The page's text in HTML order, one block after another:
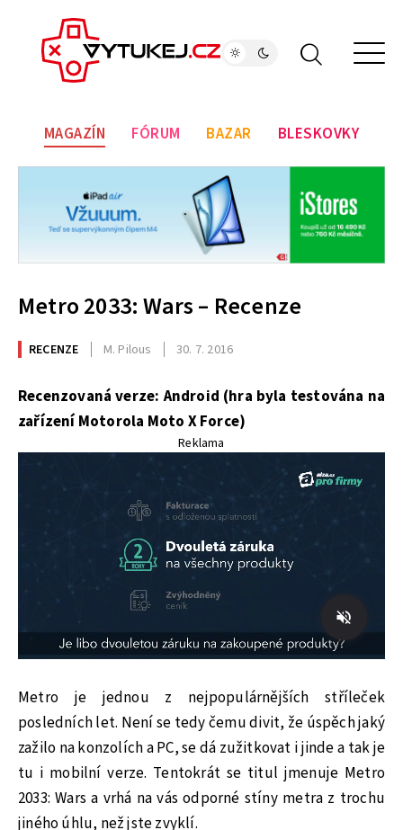
MAGAZÍN FÓRUM BAZAR BLESKOVKY
Metro 2033: Wars – Recenze
RECENZE M. Pilous 30. 7. 2016
Recenzovaná verze: Android (hra byla testována na
zařízení Motorola Moto X Force)
Reklama
Metro je jednou z nejpopulárnějších stříleček
posledních let. Není se tedy čemu divit, že úspěch jaký
zažilo na konzolích a PC, se dá zužitkovat i jinde a tak je
tu i mobilní verze. Tentokrát se titul jmenuje Metro
2033: Wars a vrhá na vás odporné stíny metra z trochu
jiného úhlu, než jste zvyklí.